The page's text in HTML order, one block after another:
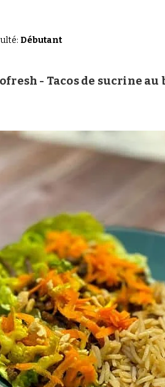
Débutant
- Tacos de sucrine